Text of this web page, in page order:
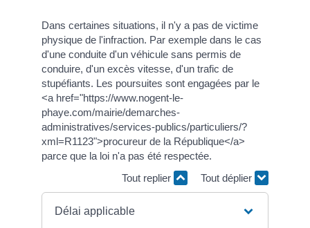
Dans certaines situations, il n'y a pas de victime
physique de l'infraction. Par exemple dans le cas
d'une conduite d'un véhicule sans permis de
conduire, d'un excès vitesse, d'un trafic de
stupéfiants. Les poursuites sont engagées par le
<a href="https://www.nogent-le-
phaye.com/mairie/demarches-
administratives/services-publics/particuliers/?
xml=R1123">procureur de la République</a>
parce que la loi n'a pas été respectée.
Tout replier
Tout déplier
Délai applicable